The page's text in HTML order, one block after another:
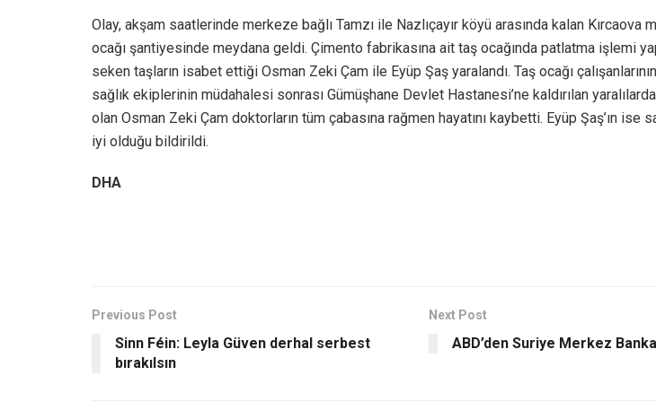
Olay, akşam saatlerinde merkeze bağlı Tamzı ile Nazlıçayır köyü arasında kalan Kırcaova
ocağı şantiyesinde meydana geldi. Çimento fabrikasına ait taş ocağında patlatma işlemi
seken taşların isabet ettiği Osman Zeki Çam ile Eyüp Şaş yaralandı. Taş ocağı
sağlık ekiplerinin müdahalesi sonrası Gümüşhane Devlet Hastanesi’ne kaldırılan
olan Osman Zeki Çam doktorların tüm çabasına rağmen hayatını kaybetti. Eyüp Şaş’ın ise
iyi olduğu bildirildi.
DHA
Previous Post
Sinn Féin: Leyla Güven derhal serbest
bırakılsın
Next Post
ABD’den Suriye Merkez